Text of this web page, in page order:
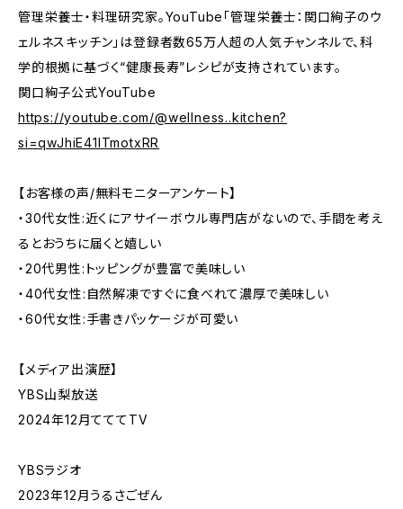
管理栄養士・料理研究家。YouTube「管理栄養士：関口絢子のウ
ェルネスキッチン」は登録者数65万人超の人気チャンネルで、科
学的根拠に基づく“健康長寿”レシピが支持されています。
関口絢子公式YouTube
https://youtube.com/@wellness..kitchen?
si=qwJhiE41ITmotxRR
【お客様の声/無料モニターアンケート】
・30代女性:近くにアサイーボウル専門店がないので、手間を考え
るとおうちに届くと嬉しい
・20代男性:トッピングが豊富で美味しい
・40代女性:自然解凍ですぐに食べれて濃厚で美味しい
・60代女性:手書きパッケージが可愛い
【メディア出演歴】
YBS山梨放送
2024年12月てててTV
YBSラジオ
2023年12月うるさごぜん